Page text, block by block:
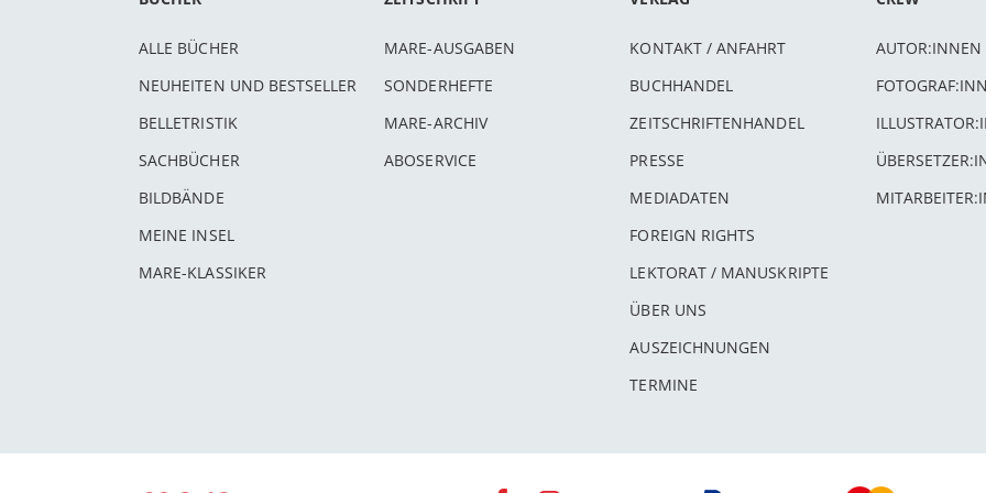
ALLE BÜCHER
NEUHEITEN UND BESTSELLER
BELLETRISTIK
SACHBÜCHER
BILDBÄNDE
MEINE INSEL
MARE-KLASSIKER
MARE-AUSGABEN
SONDERHEFTE
MARE-ARCHIV
ABOSERVICE
KONTAKT / ANFAHRT
BUCHHANDEL
ZEITSCHRIFTENHANDEL
PRESSE
MEDIADATEN
FOREIGN RIGHTS
LEKTORAT / MANUSKRIPTE
ÜBER UNS
AUSZEICHNUNGEN
TERMINE
AUTOR:INNEN